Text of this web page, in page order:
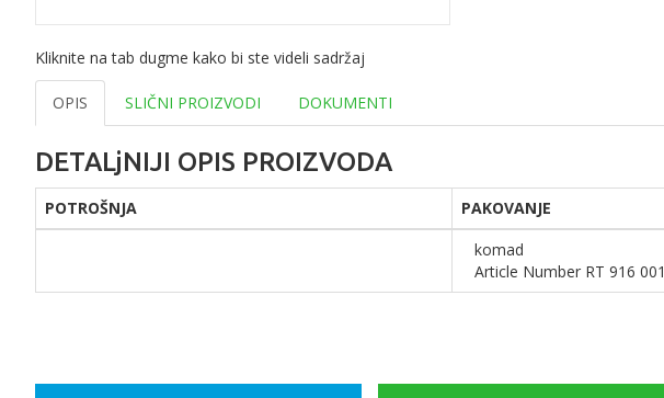
Kliknite na tab dugme kako bi ste videli sadržaj
OPIS SLIČNI PROIZVODI DOKUMENTI
DETALjNIJI OPIS PROIZVODA
POTROŠNJA
PAKOVANJE
komad
Article Number RT 916 001